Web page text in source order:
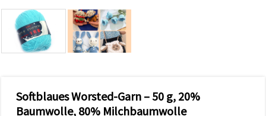
Datenverkehr
analysieren
sowie
relevantere
Unterstützung
Softblaues Worsted-Garn – 50 g, 20%
Baumwolle, 80% Milchbaumwolle